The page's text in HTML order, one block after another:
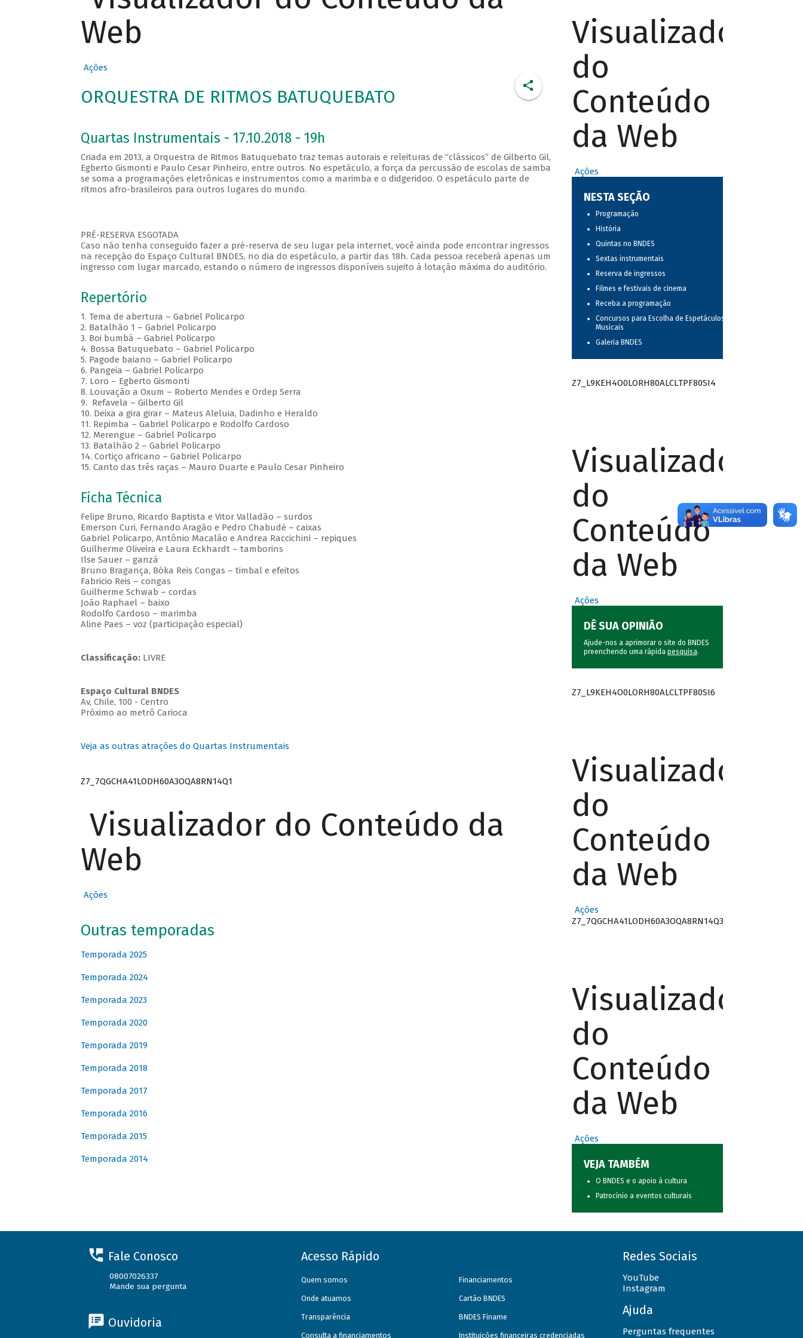
Web
Ações
ORQUESTRA DE RITMOS BATUQUEBATO
Quartas Instrumentais - 17.10.2018 - 19h
Criada em 2013, a Orquestra de Ritmos Batuquebato traz temas autorais e releituras de “clássicos” de Gilberto Gil,
Egberto Gismonti e Paulo Cesar Pinheiro, entre outros. No espetáculo, a força da percussão de escolas de samba
se soma a programações eletrônicas e instrumentos como a marimba e o didgeridoo. O espetáculo parte de
ritmos afro-brasileiros para outros lugares do mundo.
PRÉ-RESERVA ESGOTADA
Caso não tenha conseguido fazer a pré-reserva de seu lugar pela internet, você ainda pode encontrar ingressos
na recepção do Espaço Cultural BNDES, no dia do espetáculo, a partir das 18h. Cada pessoa receberá apenas um
ingresso com lugar marcado, estando o número de ingressos disponíveis sujeito à lotação máxima do auditório.
Repertório
1. Tema de abertura – Gabriel Policarpo
2. Batalhão 1 – Gabriel Policarpo
3. Boi bumbá – Gabriel Policarpo
4. Bossa Batuquebato – Gabriel Policarpo
5. Pagode baiano – Gabriel Policarpo
6. Pangeia – Gabriel Policarpo
7. Loro – Egberto Gismonti
8. Louvação a Oxum – Roberto Mendes e Ordep Serra
9. Refavela – Gilberto Gil
10. Deixa a gira girar – Mateus Aleluia, Dadinho e Heraldo
11. Repimba – Gabriel Policarpo e Rodolfo Cardoso
12. Merengue – Gabriel Policarpo
13. Batalhão 2 – Gabriel Policarpo
14. Cortiço africano – Gabriel Policarpo
15. Canto das três raças – Mauro Duarte e Paulo Cesar Pinheiro
Ficha Técnica
Felipe Bruno, Ricardo Baptista e Vitor Valladão – surdos
Emerson Curi, Fernando Aragão e Pedro Chabudé – caixas
Gabriel Policarpo, Antônio Macalão e Andrea Raccichini – repiques
Guilherme Oliveira e Laura Eckhardt – tamborins
Ilse Sauer – ganzá
Bruno Bragança, Bóka Reis Congas – timbal e efeitos
Fabricio Reis – congas
Guilherme Schwab – cordas
João Raphael – baixo
Rodolfo Cardoso – marimba
Aline Paes – voz (participação especial)
Classificação: LIVRE
Espaço Cultural BNDES
Av, Chile, 100 - Centro
Próximo ao metrô Carioca
Veja as outras atrações do Quartas Instrumentais
Z7_7QGCHA41LODH60A3OQA8RN14Q1
Visualizador do Conteúdo da
Web
Ações
Outras temporadas
Temporada 2025
Temporada 2024
Temporada 2023
Temporada 2020
Temporada 2019
Temporada 2018
Temporada 2017
Temporada 2016
Temporada 2015
Temporada 2014
Visualizador
do
Conteúdo
da Web
Ações
NESTA SEÇÃO
Programação
História
Quintas no BNDES
Sextas instrumentais
Reserva de ingressos
Filmes e festivais de cinema
Receba a programação
Concursos para Escolha de Espetáculos
Musicais
Galeria BNDES
Z7_L9KEH4O0LORH80ALCLTPF80SI4
Visualizador
do
Conteúdo
da Web
Ações
DÊ SUA OPINIÃO
Ajude-nos a aprimorar o site do BNDES
preenchendo uma rápida pesquisa.
Z7_L9KEH4O0LORH80ALCLTPF80SI6
Visualizador
do
Conteúdo
da Web
Ações
Z7_7QGCHA41LODH60A3OQA8RN14Q3
Visualizador
do
Conteúdo
da Web
Ações
VEJA TAMBÉM
O BNDES e o apoio à cultura
Patrocínio a eventos culturais
Fale Conosco
08007026337
Mande sua pergunta
Ouvidoria
Acesso Rápido
Quem somos
Onde atuamos
Transparência
Consulta a financiamentos
Financiamentos
Cartão BNDES
BNDES Finame
Instituições financeiras credenciadas
Redes Sociais
YouTube
Instagram
Ajuda
Perguntas frequentes